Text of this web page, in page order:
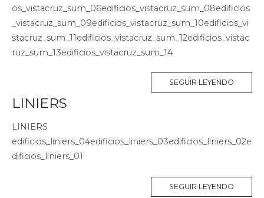
os_vistacruz_sum_06edificios_vistacruz_sum_08edificios
_vistacruz_sum_09edificios_vistacruz_sum_10edificios_vi
stacruz_sum_11edificios_vistacruz_sum_12edificios_vistac
ruz_sum_13edificios_vistacruz_sum_14
SEGUIR LEYENDO
LINIERS
LINIERS
edificios_liniers_04edificios_liniers_03edificios_liniers_02e
dificios_liniers_01
SEGUIR LEYENDO